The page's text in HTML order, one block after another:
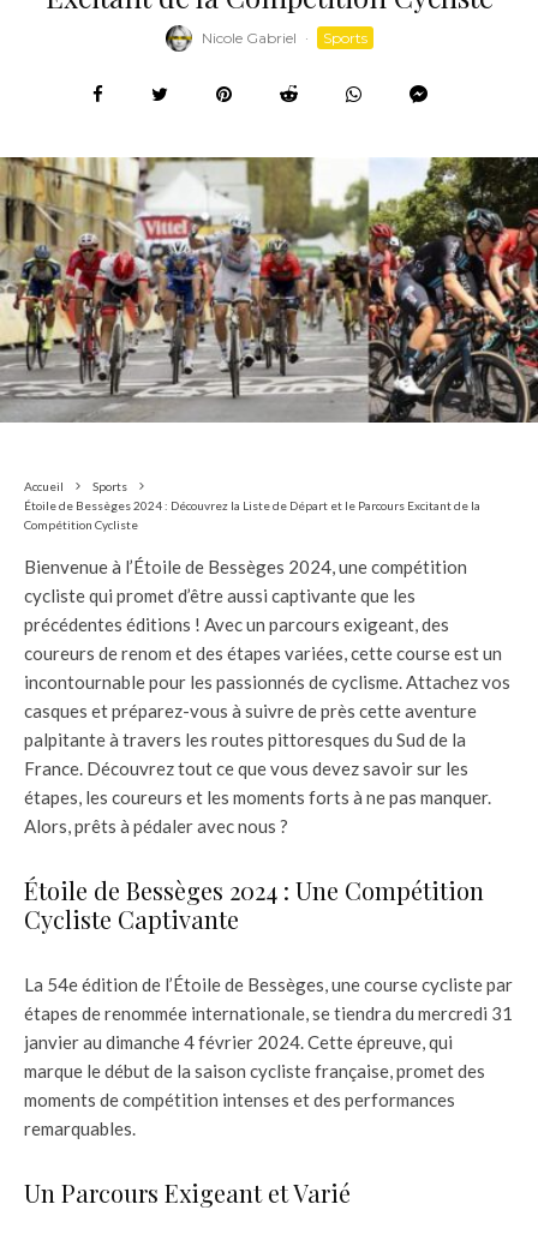
Nicole Gabriel · Sports
Accueil
Sports
Étoile de Bessèges 2024 : Découvrez la Liste de Départ et le Parcours Excitant de la
Compétition Cycliste
Bienvenue à l’Étoile de Bessèges 2024, une compétition
cycliste qui promet d’être aussi captivante que les
précédentes éditions ! Avec un parcours exigeant, des
coureurs de renom et des étapes variées, cette course est un
incontournable pour les passionnés de cyclisme. Attachez vos
casques et préparez-vous à suivre de près cette aventure
palpitante à travers les routes pittoresques du Sud de la
France. Découvrez tout ce que vous devez savoir sur les
étapes, les coureurs et les moments forts à ne pas manquer.
Alors, prêts à pédaler avec nous ?
Étoile de Bessèges 2024 : Une Compétition
Cycliste Captivante
La 54e édition de l’Étoile de Bessèges, une course cycliste par
étapes de renommée internationale, se tiendra du mercredi 31
janvier au dimanche 4 février 2024. Cette épreuve, qui
marque le début de la saison cycliste française, promet des
moments de compétition intenses et des performances
remarquables.
Un Parcours Exigeant et Varié